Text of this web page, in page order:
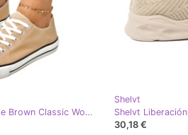
Zapatillas de Zurhat de Brown Classic Women's Zurhat marrón
Shelvt
Shelvt Liberación
30,18 €